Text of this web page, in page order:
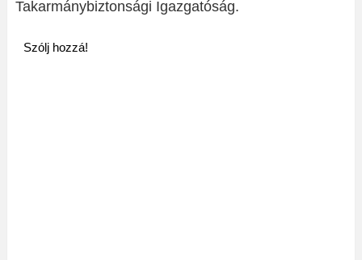
Takarmánybiztonsági Igazgatóság.
Szólj hozzá!